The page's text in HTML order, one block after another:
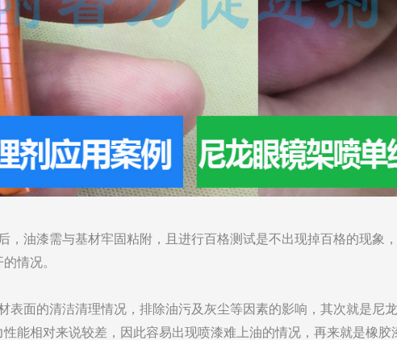
，油漆需与基材牢固粘附，且进行百格测试是不出现掉百格的现象
情况。
表面的清洁清理情况，排除油污及灰尘等因素的影响，其次就是尼
能相对来说较差，因此容易出现喷漆难上油的情况，再来就是橡胶